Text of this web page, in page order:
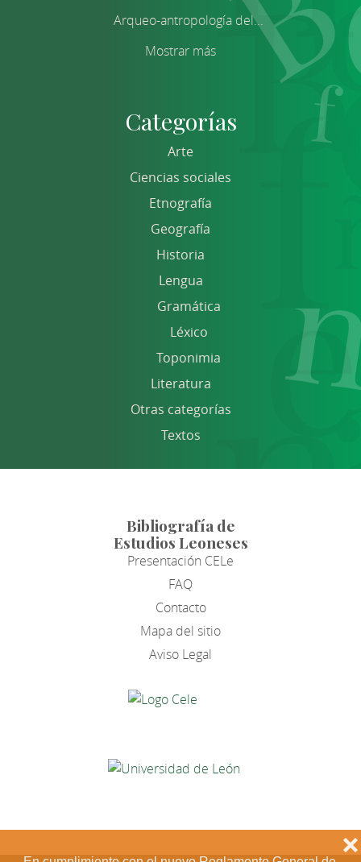
❌
Arqueo-antropología del...
Mostrar más
Categorías
Arte
Ciencias sociales
Etnografía
Geografía
Historia
Lengua
Gramática
Léxico
Toponimia
Literatura
Otras categorías
Textos
Bibliografía de
Estudios Leoneses
Presentación CELe
FAQ
Contacto
Mapa del sitio
Aviso Legal